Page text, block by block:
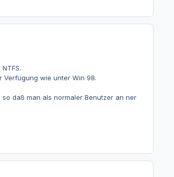
Verfügung wie unter Win 98.
daß man als normaler Benutzer an ner